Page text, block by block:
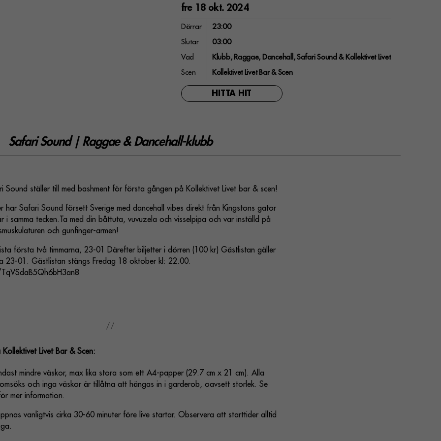
Safari Sound | Raggae & Dancehall-klubb
fre 18 okt. 2024
Dörrar 23:00
Slutar 03:00
Vad Klubb, Raggae, Dancehall, Safari Sound & Kollektivet Livet
Scen Kollektivet Livet Bar & Scen
HITTA HIT
Sound ställer till med bashment för första gången på Kollektivet Livet bar & scen!
har Safari Sound försett Sverige med dancehall vibes direkt från Kingstons gator
i samma tecken.Ta med din båttuta, vuvuzela och visselpipa och var inställd på
och gunfinger-armen!
första två timmarna, 23-01 Därefter biljetter i dörren (100 kr) Gästlistan gäller
23-01. Gästlistan stängs Fredag 18 oktober kl: 22.00.
Livet Bar & Scen:
mindre väskor, max lika stora som ett A4-papper (29.7 cm x 21 cm). Alla
och inga väskor är tillåtna att hängas in i garderob, oavsett storlek. Se
mer information.
vanligtvis cirka 30-60 minuter före live startar. Observera att starttider alltid